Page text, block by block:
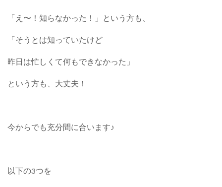
「え〜！知らなかった！」という方も、
「そうとは知っていたけど
昨日は忙しくて何もできなかった」
という方も、大丈夫！
今からでも充分間に合います♪
以下の3つを